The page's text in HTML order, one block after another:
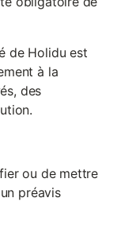
de Holidu est
à la
des
ou de mettre
préavis